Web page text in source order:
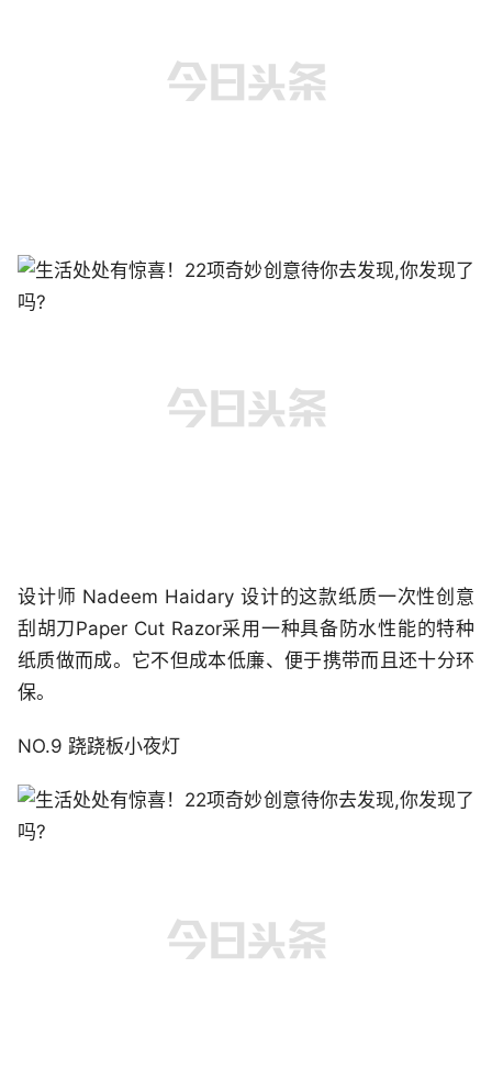
设计师 Nadeem Haidary 设计的这款纸质一次性创意
刮胡刀Paper Cut Razor采用一种具备防水性能的特种
纸质做而成。它不但成本低廉、便于携带而且还十分环
保。
NO.9 跷跷板小夜灯